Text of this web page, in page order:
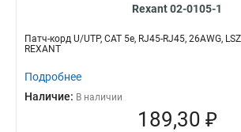
Rexant 02-0105-1
Патч-корд U/UTP, CAT 5e, RJ45-RJ45, 26AWG,
REXANT
Подробнее
Наличие: В наличии
189,30 ₽